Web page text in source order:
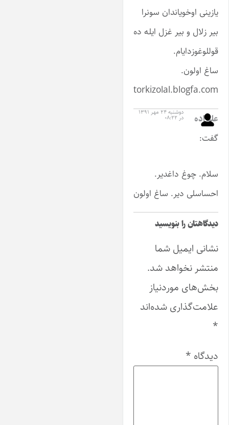
یازینی اوخویاندان سونرا
بیر زلال و بیر غزل ایله ده
قوللوغوزدایام.
ساغ اولون.
torkizolal.blogfa.com
علیزاده
گفت:
دوشنبه ۲۴ مهر ۱۳۹۱
سلام. چوغ داغدیر.
احساسلی دیر. ساغ اولون
دیدگاهتان را بنویسید
نشانی ایمیل شما
منتشر نخواهد شد.
بخش‌های موردنیاز
علامت‌گذاری شده‌اند
دیدگاه*